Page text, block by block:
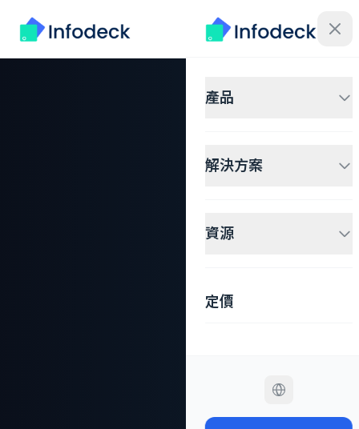
產品
解決方案
資源
定價